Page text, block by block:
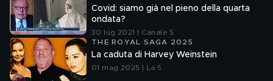
Covid: siamo già nel pieno della quarta
ondata?
30 lug 2021 | Canale 5
THE ROYAL SAGA 2025
La caduta di Harvey Weinstein
01 mag 2025 | La 5